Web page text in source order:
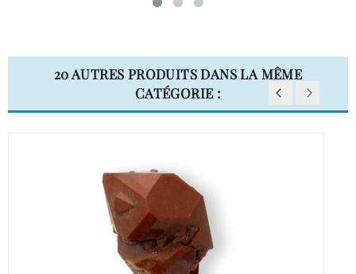
20 AUTRES PRODUITS DANS LA MÊME
CATÉGORIE :